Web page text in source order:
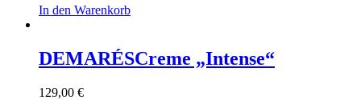
In den Warenkorb
DEMARÉSCreme „Intense“
129,00 €